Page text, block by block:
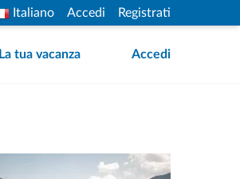
Italiano Accedi Registrati
La tua vacanza Accedi